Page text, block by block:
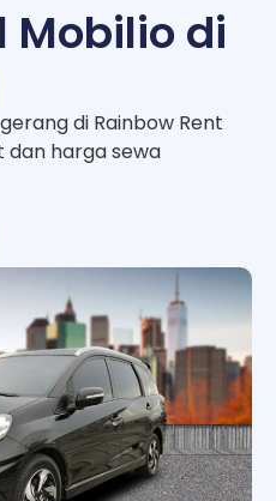
Mobilio di
di Rainbow Rent
dan harga sewa